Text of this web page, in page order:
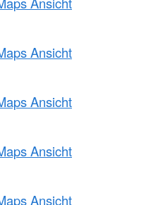
Ansicht
Ansicht
Ansicht
Ansicht